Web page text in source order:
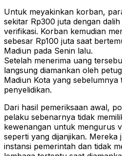
Untuk meyakinkan korban,
sekitar Rp300 juta dengan
verifikasi. Korban kemudian
sebesar Rp100 juta saat
Madiun pada Senin lalu.
Setelah menerima uang
langsung diamankan oleh
Madiun Kota yang sebelumnya
penyelidikan.
Dari hasil pemeriksaan awal,
pelaku sebenarnya tidak
kewenangan untuk mengurus
seperti yang dijanjikan. Mereka
instansi pemerintah dan tidak